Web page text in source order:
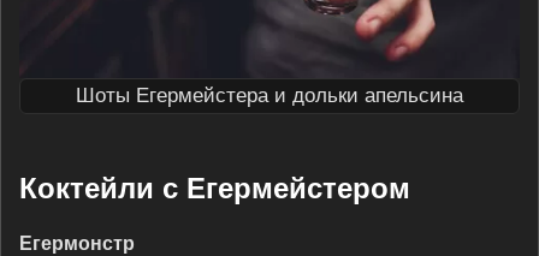
Шоты Егермейстера и дольки апельсина
Коктейли с Егермейстером
Егермонстр